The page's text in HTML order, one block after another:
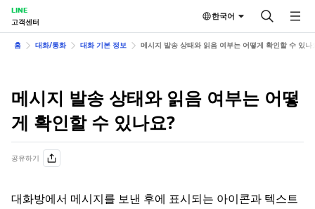
LINE
고객센터
한국어
홈 대화/통화 대화 기본 정보 메시지 발송 상태와 읽음 여부는 어떻게 확인할 수 있나
메시지 발송 상태와 읽음 여부는 어떻
게 확인할 수 있나요?
공유하기
대화방에서 메시지를 보낸 후에 표시되는 아이콘과 텍스트